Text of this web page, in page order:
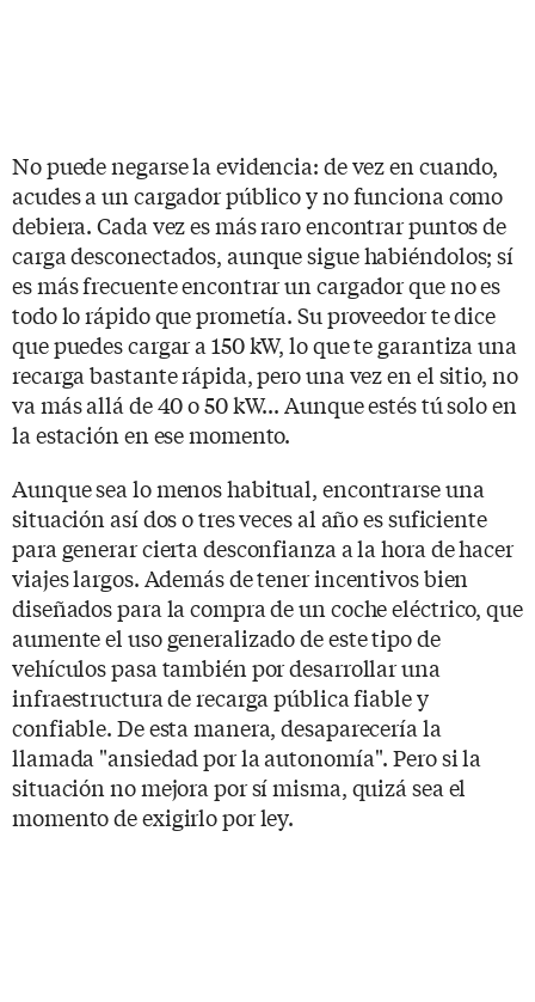
No puede negarse la evidencia: de vez en cuando,
acudes a un cargador público y no funciona como
debiera. Cada vez es más raro encontrar puntos de
carga desconectados, aunque sigue habiéndolos; sí
es más frecuente encontrar un cargador que no es
todo lo rápido que prometía. Su proveedor te dice
que puedes cargar a 150 kW, lo que te garantiza una
recarga bastante rápida, pero una vez en el sitio, no
va más allá de 40 o 50 kW... Aunque estés tú solo en
la estación en ese momento.
Aunque sea lo menos habitual, encontrarse una
situación así dos o tres veces al año es suficiente
para generar cierta desconfianza a la hora de hacer
viajes largos. Además de tener incentivos bien
diseñados para la compra de un coche eléctrico, que
aumente el uso generalizado de este tipo de
vehículos pasa también por desarrollar una
infraestructura de recarga pública fiable y
confiable. De esta manera, desaparecería la
llamada "ansiedad por la autonomía". Pero si la
situación no mejora por sí misma, quizá sea el
momento de exigirlo por ley.